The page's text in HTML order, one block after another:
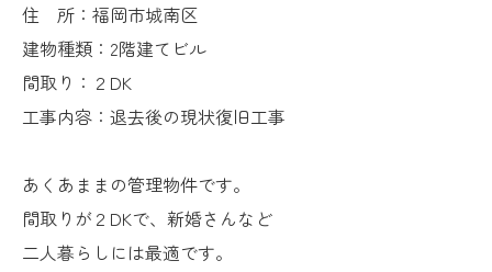
住 所：福岡市城南区
建物種類：2階建てビル
間取り：２DK
工事内容：退去後の現状復旧工事
あくあままの管理物件です。
間取りが２DKで、新婚さんなど
二人暮らしには最適です。